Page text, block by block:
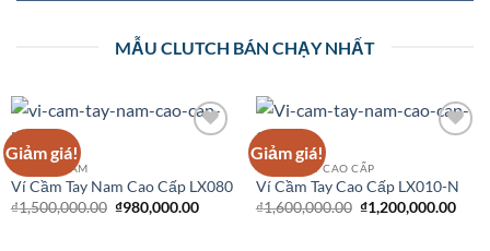
MẪU CLUTCH BÁN CHẠY NHẤT
Giảm giá!
CLUTCH NAM
Ví Cầm Tay Nam Cao Cấp LX080
₫1,500,000.00 ₫980,000.00
Giảm giá!
VÍ CẦM TAY CAO CẤP
Ví Cầm Tay Cao Cấp LX010-N
₫1,600,000.00 ₫1,200,000.00